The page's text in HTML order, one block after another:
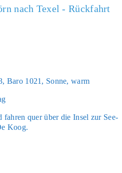
nach Texel - Rückfahrt
Baro 1021, Son­ne, warm
fah­ren quer über die Insel zur See­
Koog.